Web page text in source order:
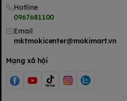
Hotline
0967681100
Email
mktmokicenter@mokimart.vn
Mạng xã hội